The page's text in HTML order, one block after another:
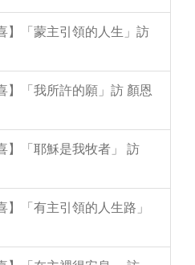
】「蒙主引領的人生」訪
】「我所許的願」訪 顏恩
】「耶穌是我牧者」 訪
「有主引領的人生路」